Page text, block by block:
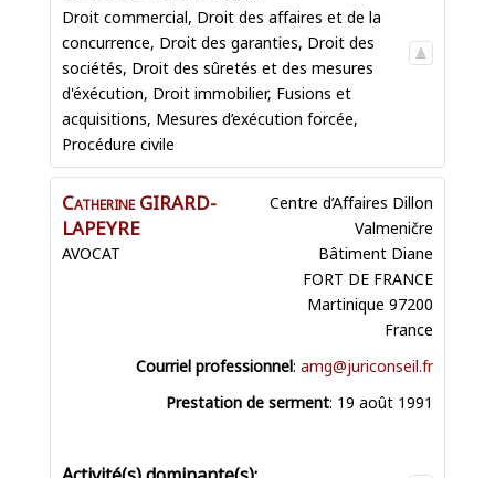
Droit commercial, Droit des affaires et de la
concurrence, Droit des garanties, Droit des
sociétés, Droit des sûretés et des mesures
d'éxécution, Droit immobilier, Fusions et
acquisitions, Mesures d’exécution forcée,
Procédure civile
CatherineGIRARD-
LAPEYRE
AVOCAT
Centre d’Affaires Dillon
Valmeničre
Bâtiment Diane
FORT DE FRANCE
Martinique 97200
France
Courriel professionnel: amg@juriconseil.fr
Prestation de serment: 19 août 1991